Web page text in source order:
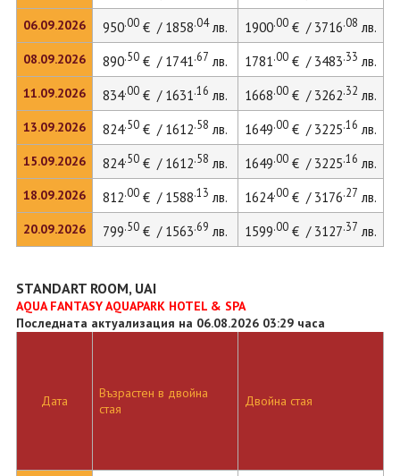
06.09.2026
08.09.2026
11.09.2026
13.09.2026
15.09.2026
18.09.2026
20.09.2026
950.00€ / 1858.04лв. 1900.00€ / 3716.08 лв.
890.50€ / 1741.67 лв. 1781.00€ / 3483.33 лв.
834.00€ / 1631.16 лв. 1668.00€ / 3262.32 лв.
824.50€ / 1612.58 лв. 1649.00€ / 3225.16 лв.
824.50€ / 1612.58 лв. 1649.00€ / 3225.16 лв.
812.00€ / 1588.13 лв. 1624.00€ / 3176.27 лв.
799.50€ / 1563.69 лв. 1599.00€ / 3127.37 лв.
STANDART ROOM, UAI
AQUA FANTASY AQUAPARK HOTEL & SPA
Последната актуализация на 06.08.2026 03:29 часа
Дата
Възрастен в двойна
стая
Двойна стая